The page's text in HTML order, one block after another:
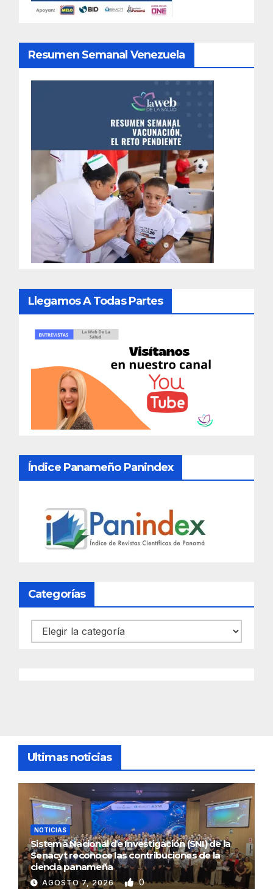
Resumen Semanal Venezuela
Llegamos A Todas Partes
Índice Panameño Panindex
Categorías
Categorías
Ultimas noticias
NOTICIAS
Sistema Nacional de Investigación (SNI) de la
Senacyt reconoce las contribuciones de la
ciencia panameña
AGOSTO 7, 2026 0